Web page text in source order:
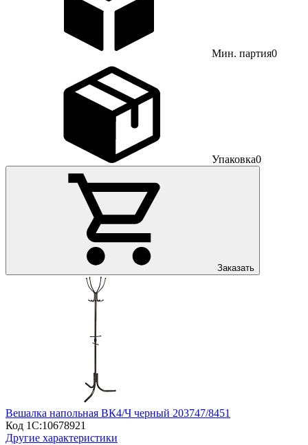
Мин. партия0
Упаковка0
Заказать
Вешалка напольная ВК4/Ч черный 203747/8451
Код 1С:10678921
Другие характеристики